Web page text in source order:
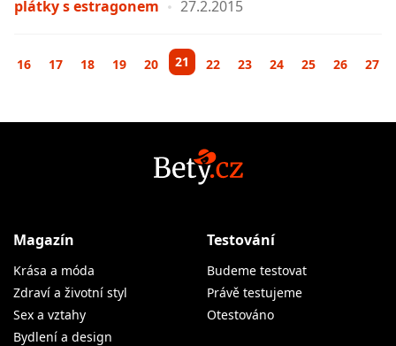
plátky s estragonem
27.2.2015
16 17 18 19 20 21 22 23 24 25 26 27
Magazín
Krása a móda
Zdraví a životní styl
Sex a vztahy
Bydlení a design
Testování
Budeme testovat
Právě testujeme
Otestováno